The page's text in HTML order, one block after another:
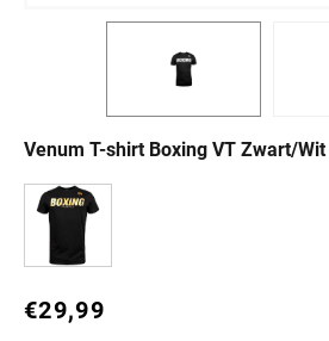
Venum T-shirt Boxing VT Zwart/Wit
Normale prijs
€29,99